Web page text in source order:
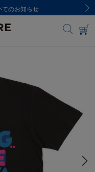
てのお知らせ